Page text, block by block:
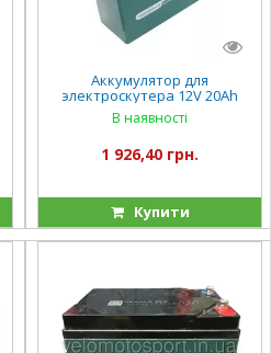
Аккумулятор для
электроскутера 12V 20Ah
В наявності
1 926,40 грн.
Купити